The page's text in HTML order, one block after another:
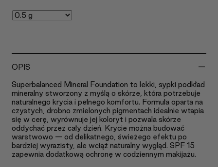
OPIS -
Superbalanced Mineral Foundation to lekki, sypki podkład
mineralny stworzony z myślą o skórze, która potrzebuje
naturalnego krycia i pełnego komfortu. Formuła oparta na
czystych, drobno zmielonych pigmentach idealnie wtapia
się w cerę, wyrównuje jej koloryt i pozwala skórze
oddychać przez cały dzień. Krycie można budować
warstwowo — od delikatnego, świeżego efektu po
bardziej wyrazisty, ale wciąż naturalny wygląd. SPF 15
zapewnia dodatkową ochronę w codziennym makijażu.